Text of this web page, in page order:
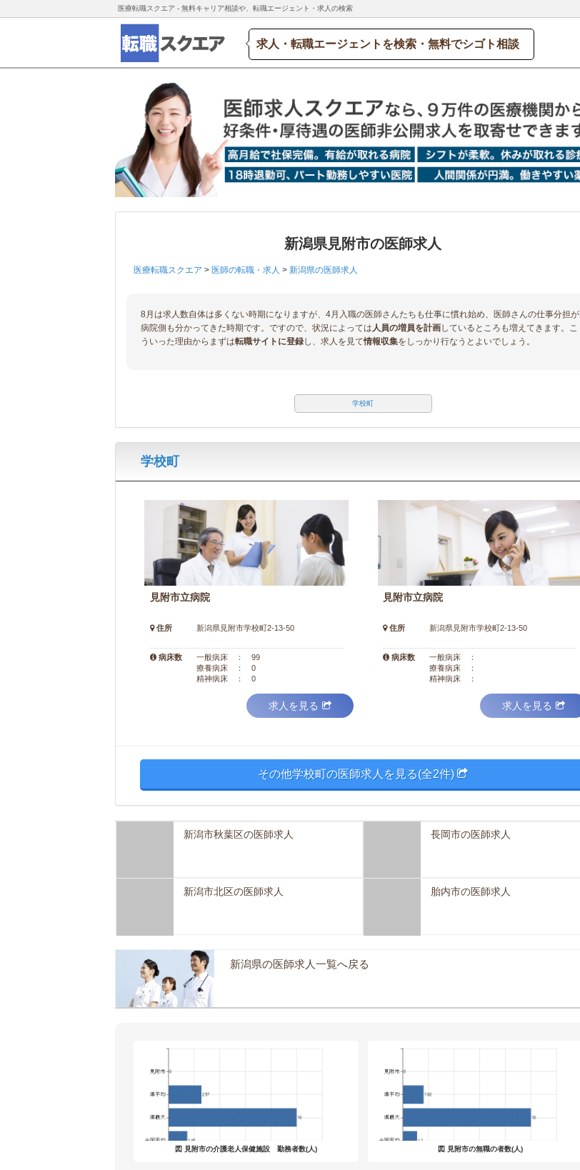
医療転職スクエア - 無料キャリア相談や、転職エージェント・求人の検索
求人・転職エージェントを検索・無料でシゴト相談
新潟県見附市の医師求人
医療転職スクエア > 医師の転職・求人 > 新潟県の医師求人
8月は求人数自体は多くない時期になりますが、4月入職の医師さんたちも仕事に慣れ始め、医師さんの仕事分担が
病院側も分かってきた時期です。ですので、状況によっては人員の増員を計画しているところも増えてきます。こ
ういった理由からまずは転職サイトに登録し、求人を見て情報収集をしっかり行なうとよいでしょう。
学校町
学校町
見附市立病院
住所 新潟県見附市学校町2-13-50
病床数
一般病床 ： 99
療養病床 ： 0
精神病床 ： 0
求人を見る
見附市立病院
住所 新潟県見附市学校町2-13-50
病床数
一般病床 ：
療養病床 ：
精神病床 ：
求人を見る
その他学校町の医師求人を見る(全2件)
新潟市秋葉区の医師求人 長岡市の医師求人
新潟市北区の医師求人 胎内市の医師求人
新潟県の医師求人一覧へ戻る
図 見附市の介護老人保健施設 勤務者数(人) 図 見附市の無職の者数(人)